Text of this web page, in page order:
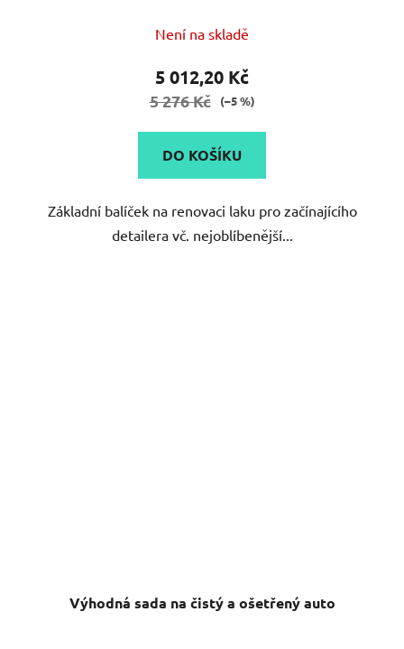
Není na skladě
5 012,20 Kč
5 276 Kč (–5 %)
DO KOŠÍKU
Základní balíček na renovaci laku pro začínajícího
detailera vč. nejoblíbenější...
Výhodná sada na čistý a ošetřený auto